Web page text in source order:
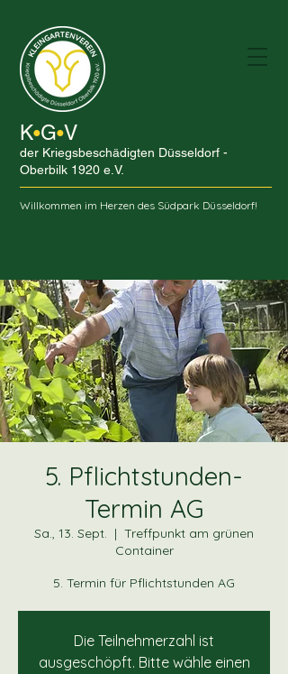
K•G•V
der Kriegsbeschädigten Düsseldorf -
Oberbilk 1920 e.V.
Willkommen im Herzen des Südpark Düsseldorf!
5. Pflichtstunden-
Termin AG
Sa., 13. Sept.
  |
Treffpunkt am grünen
Container
5. Termin für Pflichtstunden AG
Die Teilnehmerzahl ist
ausgeschöpft. Bitte wähle einen